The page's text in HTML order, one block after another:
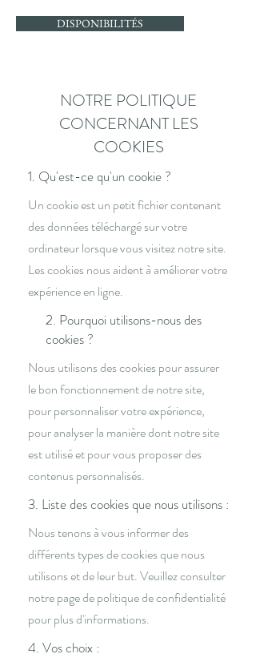
DISPONIBILITÉS
NOTRE POLITIQUE
CONCERNANT LES
COOKIES
1. Qu'est-ce qu'un cookie ?
Un cookie est un petit fichier contenant
des données téléchargé sur votre
ordinateur lorsque vous visitez notre site.
Les cookies nous aident à améliorer votre
expérience en ligne.
2. Pourquoi utilisons-nous des
cookies ?
Nous utilisons des cookies pour assurer
le bon fonctionnement de notre site,
pour personnaliser votre expérience,
pour analyser la manière dont notre site
est utilisé et pour vous proposer des
contenus personnalisés.
3. Liste des cookies que nous utilisons :
Nous tenons à vous informer des
différents types de cookies que nous
utilisons et de leur but. Veuillez consulter
notre page de politique de confidentialité
pour plus d'informations.
4. Vos choix :